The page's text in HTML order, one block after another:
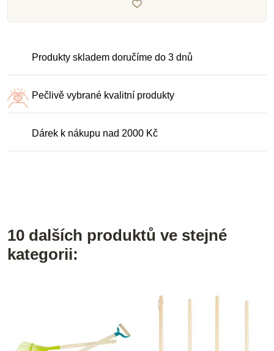
Produkty skladem doručíme do 3 dnů
Pečlivě vybrané kvalitní produkty
Dárek k nákupu nad 2000 Kč
10 dalších produktů ve stejné
kategorii: